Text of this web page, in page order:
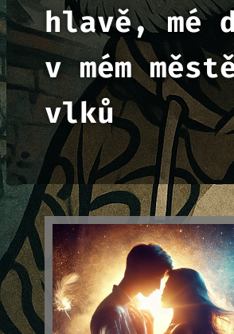
hlavě, mé
v mém
vlků